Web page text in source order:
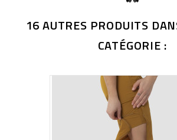
16 AUTRES PRODUITS
CATÉGORIE :